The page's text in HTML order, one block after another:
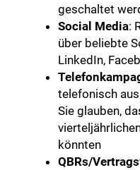
geschaltet
Social Media:
über beliebte
LinkedIn,
telefonisch
Sie glauben,
könnten
QBRs/